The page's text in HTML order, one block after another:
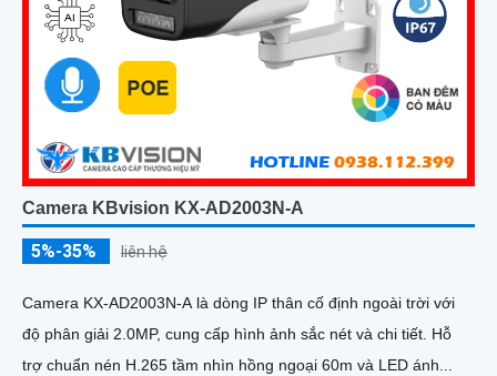
Camera KBvision KX-AD2003N-A
5%-35% liên hệ
Camera KX-AD2003N-A là dòng IP thân cố định ngoài trời với
độ phân giải 2.0MP, cung cấp hình ảnh sắc nét và chi tiết. Hỗ
trợ chuẩn nén H.265 tầm nhìn hồng ngoại 60m và LED ánh...